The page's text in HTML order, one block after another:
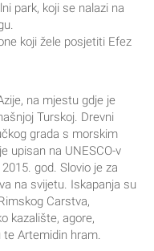
park, koji se nalazi na
koji žele posjetiti Efez
na mjestu gdje je
Turskoj. Drevni
grada s morskim
upisan na UNESCO-v
god. Slovio je za
na svijetu. Iskapanja su
Carstva,
kazalište, agore,
te Artemidin hram.